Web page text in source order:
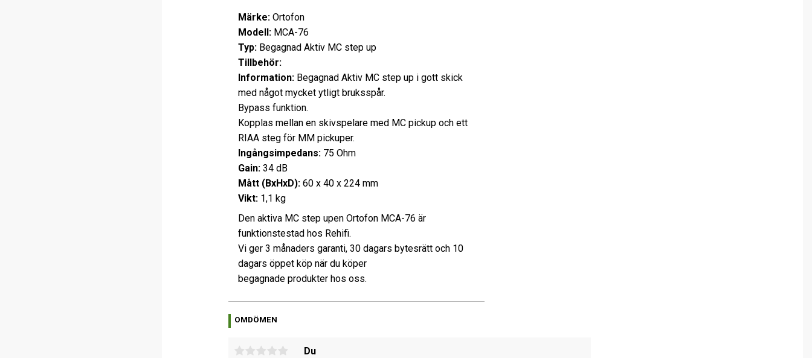
Märke: Ortofon
Modell: MCA-76
Typ: Begagnad Aktiv MC step up
Tillbehör:
Information: Begagnad Aktiv MC step up i gott skick
med något mycket ytligt bruksspår.
Bypass funktion.
Kopplas mellan en skivspelare med MC pickup och ett
RIAA steg för MM pickuper.
Ingångsimpedans:75 Ohm
Gain:34 dB
Mått (BxHxD): 60 x 40 x 224 mm
Vikt: 1,1 kg
Den aktiva MC step upen Ortofon MCA-76 är
funktionstestad hos Rehifi.
Vi ger 3 månaders garanti, 30 dagars bytesrätt och 10
dagars öppet köp när du köper
begagnade produkter hos oss.
OMDÖMEN
Du